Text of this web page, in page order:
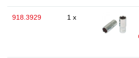
918.3929 1 x